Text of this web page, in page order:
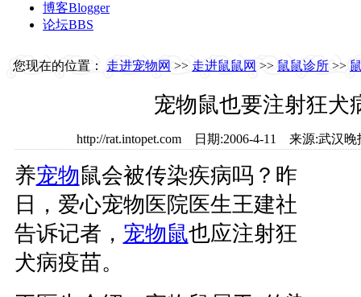
博客Blogger
论坛BBS
您现在的位置： 走进宠物网 >> 走进鼠鼠网 >> 鼠鼠诊所 >>
宠物鼠也要注射狂犬
http://rat.intopet.com 日期:2006-4-11 来源:武
养宠物鼠会被传染疾病吗？昨
日，爱心宠物医院医生王建社
告诉记者， 宠物鼠也应注射狂
犬病疫苗。